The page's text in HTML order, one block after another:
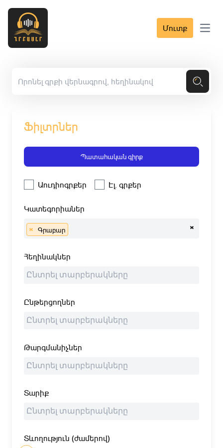
Մուտք Open
Ֆիլտրներ
Պատահական գիրք
Աուդիոգրքեր Էլ. գրքեր
Կատեգորիաներ
×
× Գրաբար
Հեղինակներ
Ընթերցողներ
Թարգմանիչներ
Տարիք
Տևողություն (ժամերով)